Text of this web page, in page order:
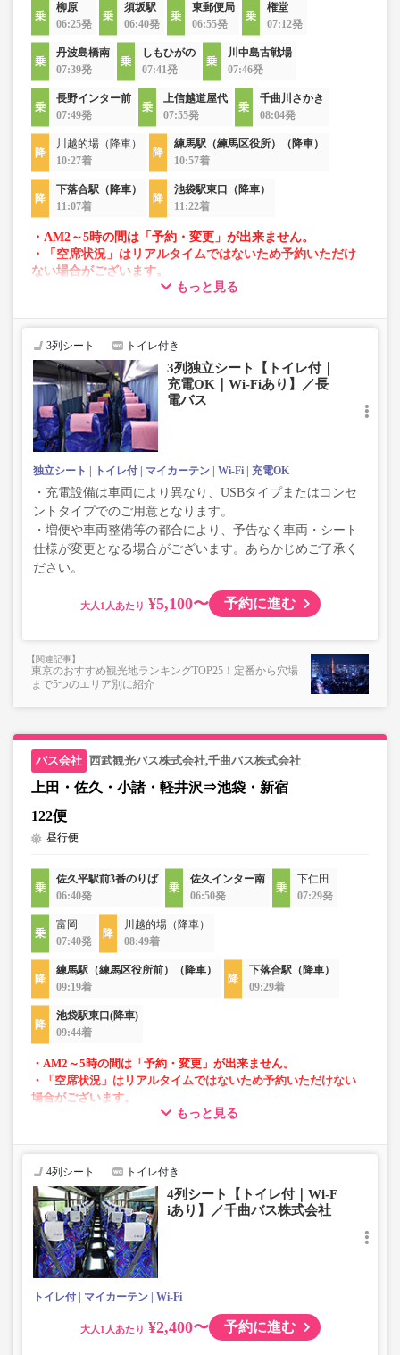
柳原
06:25発
須坂駅
06:40発
東郵便局
06:55発
権堂
07:12発
丹波島橋南
07:39発
しもひがの
07:41発
川中島古戦場
07:46発
長野インター前
07:49発
上信越道屋代
07:55発
千曲川さかき
08:04発
川越的場（降車）
10:27着
練馬駅（練馬区役所）（降車）
10:57着
下落合駅（降車）
11:07着
池袋駅東口（降車）
11:22着
・AM2～5時の間は「予約・変更」が出来ません。
・「空席状況」はリアルタイムではないため予約いただけ
ない場合がございます。
・車両は予告なく変更となる場合がございます。これに伴
で、あらかじめご了承ください。
もっと見る
3列シート トイレ付き
3列独立シート【トイレ付｜
充電OK｜Wi-Fiあり】／長
電バス
独立シート トイレ付 マイカーテン Wi-Fi 充電OK
・充電設備は車両により異なり、USBタイプまたはコンセ
ントタイプでのご用意となります。
・増便や車両整備等の都合により、予告なく車両・シート
仕様が変更となる場合がございます。あらかじめご了承く
ださい。
大人 ¥5,100〜 予約に進む
東京のおすすめ観光地ランキングTOP25！定番から穴場
まで5つのエリア別に紹介
西武観光バス株式会社,千曲バス株式会社
上田・佐久・小諸・軽井沢⇒池袋・新宿
122便
昼行便
佐久平駅前3番のりば
06:40発
佐久インター南
06:50発
下仁田
07:29発
富岡
07:40発
川越的場（降車）
08:49着
練馬駅（練馬区役所前）（降車）
09:19着
下落合駅（降車）
09:29着
池袋駅東口(降車)
09:44着
・AM2～5時の間は「予約・変更」が出来ません。
・「空席状況」はリアルタイムではないため予約いただけない
場合がございます。
・車両は予告なく変更となる場合がございます。これに伴い、
じめご了承ください。
・車内トイレ完備で長旅でも安心。※車両により異なりま
す。
・フリーWi-Fiが利用可能。※車両により異なります。
・車内は常時換気し、清掃・除菌を徹底。
もっと見る
4列シート トイレ付き
4列シート【トイレ付｜Wi-F
iあり】／千曲バス株式会社
トイレ付 マイカーテン Wi-Fi
大人 ¥2,400〜 予約に進む